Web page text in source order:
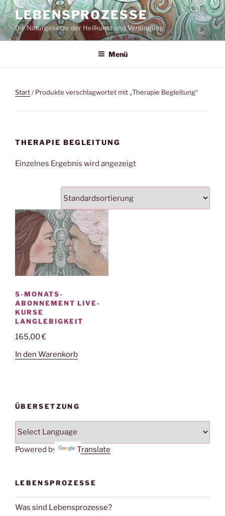
Zum
Inhalt
springen
LEBENSPROZESSE
Die Naturgesetze der Heilkunst und Verjüngung
Menü
Start/ Produkte verschlagwortet mit „Therapie Begleitung“
THERAPIE BEGLEITUNG
Einzelnes Ergebnis wird angezeigt
5-MONATS-
ABONNEMENT LIVE-
KURSE
LANGLEBIGKEIT
165,00€
In den Warenkorb
ÜBERSETZUNG
Powered by Translate
LEBENSPROZESSE
Was sind Lebensprozesse?